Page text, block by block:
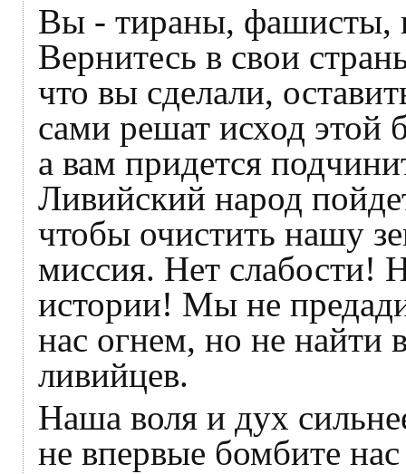
Вы - тираны, фашисты,
Вернитесь в свои
что вы сделали,
сами решат исход этой
а вам придется
Ливийский народ
чтобы очистить нашу
миссия. Нет слабости!
истории! Мы не
нас огнем, но не найти
ливийцев.
Наша воля и дух
не впервые бомбите